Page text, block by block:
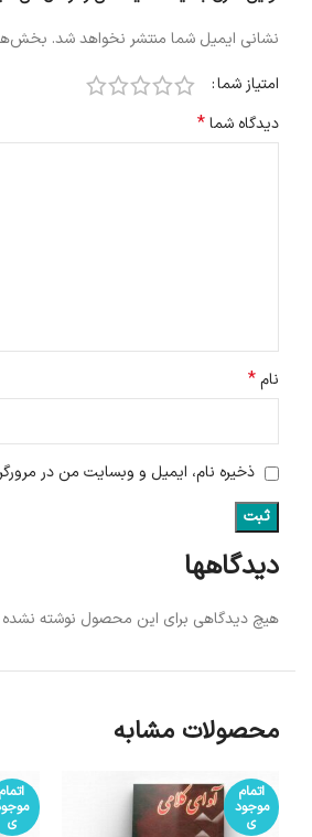
دیدگاهها
هیچ دیدگاهی برای این محصول نوشته
نشانی ایمیل شما منتشر نخواهد شد.
امتیاز شما
دیدگاه شما*
نام*
ذخیره نام، ایمیل و وبسایت من در
محصولات مشابه
اتمام
موجود
ی
اتمام
ی